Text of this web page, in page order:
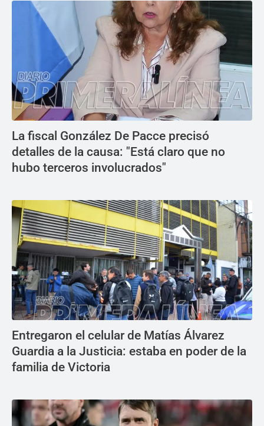
La fiscal González De Pacce precisó
detalles de la causa: "Está claro que no
hubo terceros involucrados"
Entregaron el celular de Matías Álvarez
Guardia a la Justicia: estaba en poder de la
familia de Victoria